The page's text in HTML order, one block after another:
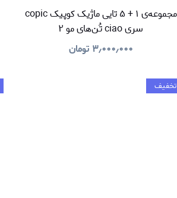
مجموعه‌ی ۱ + ۵ تایی ماژیک کوپیک copic
سری ciao تُن‌های مو ۲
۳٫۰۰۰٫۰۰۰ تومان
تخفیف